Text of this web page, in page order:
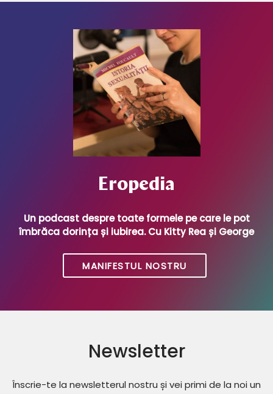
Eropedia
Un podcast despre toate formele pe care le pot
îmbrăca dorința și iubirea. Cu Kitty Rea și George
MANIFESTUL NOSTRU
Newsletter
Înscrie-te la newsletterul nostru și vei primi de la noi un